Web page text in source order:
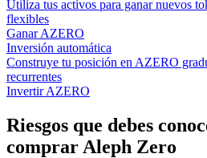
Utiliza tus activos para ganar nuevos
flexibles
Ganar AZERO
Inversión automática
Construye tu posición en AZERO
recurrentes
Invertir AZERO
Riesgos que debes
comprar Aleph Zero